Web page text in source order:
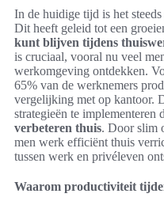
In de huidige tijd is het
Dit heeft geleid tot een
kunt blijven tijdens
is cruciaal, vooral nu veel
werkomgeving ontdekken.
65% van de werknemers
vergelijking met op kantoor.
strategieën te implementeren
verbeteren thuis. Door slim
men werk efficiënt thuis
tussen werk en privéleven
Waarom productiviteit